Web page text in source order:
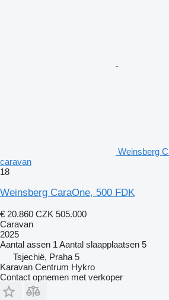
Weinsberg
caravan
18
Weinsberg CaraOne, 500 FDK
€ 20.860 CZK 505.000
Caravan
2025
Aantal assen 1 Aantal slaapplaatsen 5
Tsjechië, Praha 5
Karavan Centrum Hykro
Contact opnemen met verkoper